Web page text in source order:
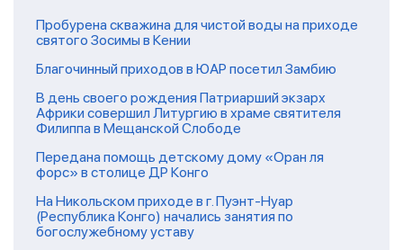
Пробурена скважина для чистой воды на приходе
святого Зосимы в Кении
Благочинный приходов в ЮАР посетил Замбию
В день своего рождения Патриарший экзарх
Африки совершил Литургию в храме святителя
Филиппа в Мещанской Слободе
Передана помощь детскому дому «Оран ля
форс» в столице ДР Конго
На Никольском приходе в г. Пуэнт-Нуар
(Республика Конго) начались занятия по
богослужебному уставу